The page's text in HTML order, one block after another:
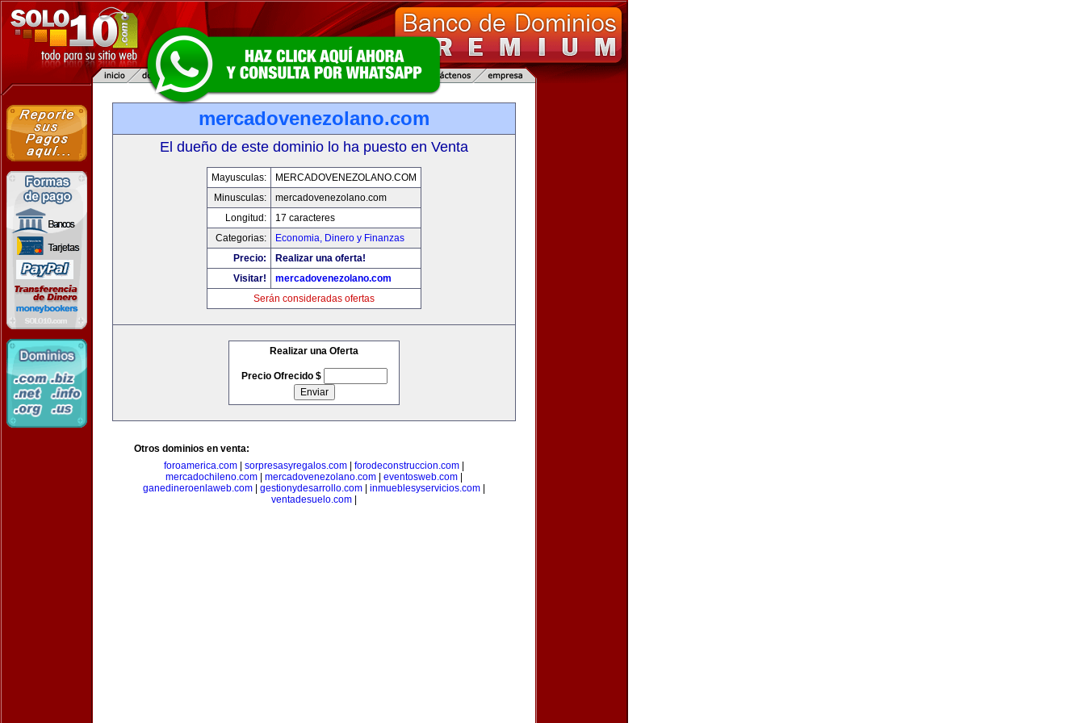
mercadovenezolano.com
El dueño de este dominio lo ha puesto en Venta
Mayusculas:
MERCADOVENEZOLANO.COM
Minusculas:
mercadovenezolano.com
Longitud:
17 caracteres
Categorias:
Economia, Dinero y Finanzas
Precio:
Realizar una oferta!
Visitar!
mercadovenezolano.com
Serán consideradas ofertas
Realizar una Oferta
Precio Ofrecido $
Otros dominios en venta:
foroamerica.com
sorpresasyregalos.com forodeconstruccion.com
mercadochileno.com
mercadovenezolano.com eventosweb.com
ganedineroenlaweb.com
gestionydesarrollo.com inmueblesyservicios.com
ventadesuelo.com